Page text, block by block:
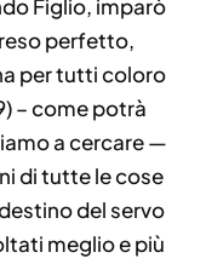
Figlio, imparò
perfetto,
per tutti coloro
– come potrà
a cercare —
di tutte le cose
del servo
meglio e più